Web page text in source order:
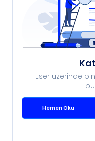
Eser üzerinde
Hemen Oku